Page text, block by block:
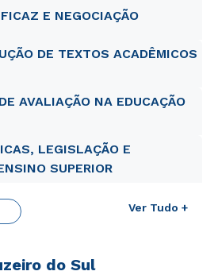
E NEGOCIAÇÃO
DE TEXTOS ACADÊMICOS
AVALIAÇÃO NA EDUCAÇÃO
LEGISLAÇÃO E
SUPERIOR
Ver Tudo +
do Sul